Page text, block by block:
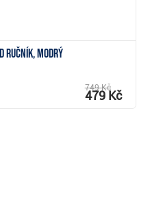
ručník, modrý
749 Kč
479 Kč